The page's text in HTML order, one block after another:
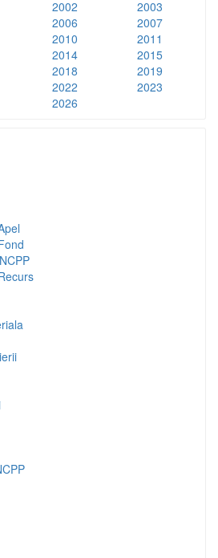
2002
2003
2006
2007
2010
2011
2014
2015
2018
2019
2022
2023
2026